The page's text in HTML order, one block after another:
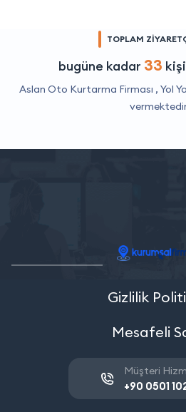
TOPLAM
bugüne kadar 33
Aslan Oto Kurtarma Firması , Yol
Gizlilik
Mesafeli
Müşteri
+90 0501